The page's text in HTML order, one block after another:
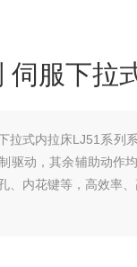
伺服下拉
拉式内拉床LJ51系列
驱动，其余辅助动作
、内花键等，高效率、